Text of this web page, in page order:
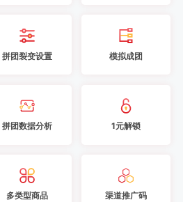
拼团裂变设置 模拟成团
拼团数据分析 1元解锁
多类型商品 渠道推广码